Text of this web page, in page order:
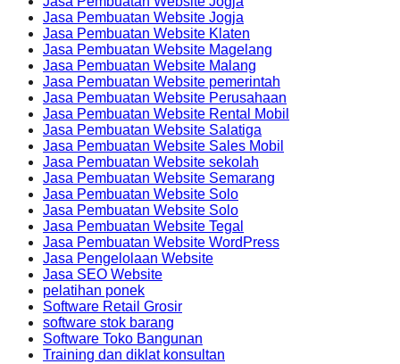
Jasa Pembuatan Website Jogja
Jasa Pembuatan Website Klaten
Jasa Pembuatan Website Magelang
Jasa Pembuatan Website Malang
Jasa Pembuatan Website pemerintah
Jasa Pembuatan Website Perusahaan
Jasa Pembuatan Website Rental Mobil
Jasa Pembuatan Website Salatiga
Jasa Pembuatan Website Sales Mobil
Jasa Pembuatan Website sekolah
Jasa Pembuatan Website Semarang
Jasa Pembuatan Website Solo
Jasa Pembuatan Website Solo
Jasa Pembuatan Website Tegal
Jasa Pembuatan Website WordPress
Jasa Pengelolaan Website
Jasa SEO Website
pelatihan ponek
Software Retail Grosir
software stok barang
Software Toko Bangunan
Training dan diklat konsultan